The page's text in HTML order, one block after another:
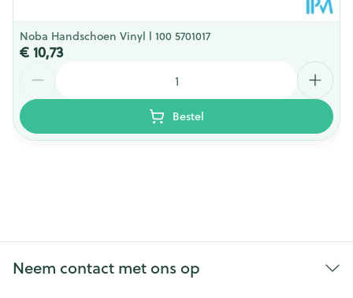
Noba Handschoen Vinyl l 100 5701017
€ 10,73
Bestel
Neem contact met ons op